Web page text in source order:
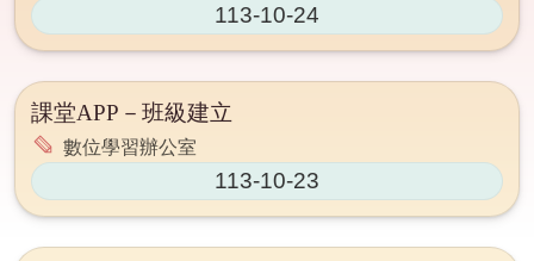
113-10-24
課堂APP－班級建立
數位學習辦公室
113-10-23